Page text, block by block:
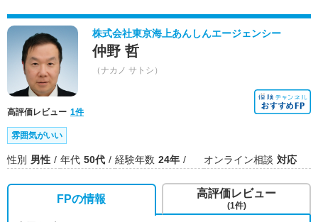
株式会社東京海上あんしんエージェンシー
仲野 哲
（ナカノ サトシ）
高評価レビュー 1件
雰囲気がいい
性別 男性 年代 50代 経験年数 24年 オンライン相談 対応
FPの情報 高評価レビュー
(1件)